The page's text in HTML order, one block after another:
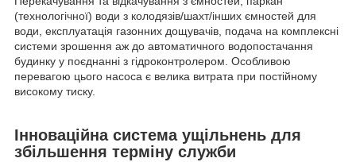
(технологічної) води з колодязів/шахт/інших ємностей для
води, експлуатація газонних дощувачів, подача на комплексні
системи зрошення аж до автоматичного водопостачання
будинку у поєднанні з гідроконтролером. Особливою
перевагою цього насоса є велика витрата при постійному
високому тиску.
Інноваційна система ущільнень для
збільшення терміну служби